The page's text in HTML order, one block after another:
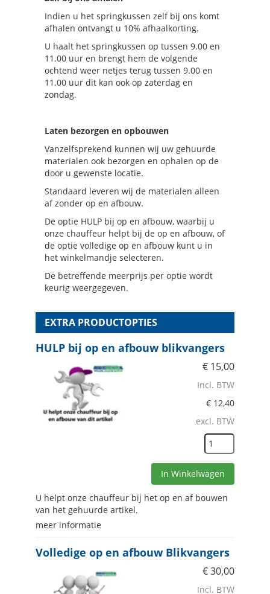
Indien u het springkussen zelf bij ons komt
afhalen ontvangt u 10% afhaalkorting.
U haalt het springkussen op tussen 9.00 en
11.00 uur en brengt hem de volgende
ochtend weer netjes terug tussen 9.00 en
11.00 uur dit kan ook op zaterdag en
zondag.
Laten bezorgen en opbouwen
Vanzelfsprekend kunnen wij uw gehuurde
materialen ook bezorgen en ophalen op de
door u gewenste locatie.
Standaard leveren wij de materialen alleen
af zonder op en afbouw.
De optie HULP bij op en afbouw, waarbij u
onze chauffeur helpt bij de op en afbouw, of
de optie volledige op en afbouw kunt u in
het winkelmandje selecteren.
De betreffende meerprijs per optie wordt
keurig weergegeven.
EXTRA PRODUCTOPTIES
HULP bij op en afbouw blikvangers
€ 15,00
Incl. BTW
€ 12,40
excl. BTW
In Winkelwagen
U helpt onze chauffeur bij het op en af bouwen
van het gehuurde artikel.
meer informatie
Volledige op en afbouw Blikvangers
€30,00
Incl. BTW